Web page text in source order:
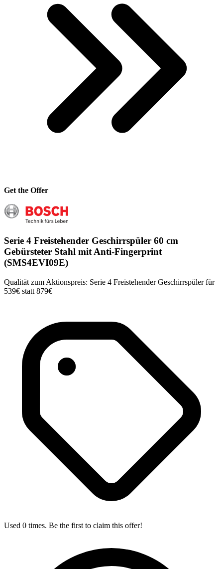
Get the Offer
Serie 4 Freistehender Geschirrspüler 60 cm
Gebürsteter Stahl mit Anti-Fingerprint
(SMS4EVI09E)
Qualität zum Aktionspreis: Serie 4 Freistehender Geschirrspüler für
539€ statt 879€
Used 0 times. Be the first to claim this offer!